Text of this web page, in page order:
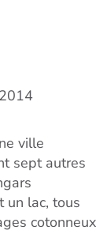
ville
sept autres
un lac, tous
cotonneux